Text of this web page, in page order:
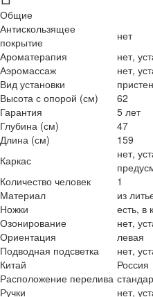
Общие
Антискользящее
покрытие
нет
Ароматерапия
нет,
Аэромассаж
нет,
Вид установки
Высота с опорой (см)
62
Гарантия
5 лет
Глубина (см)
47
Длина (см)
159
Каркас
нет,
Количество человек
1
Материал
из
Ножки
есть, в
Озонирование
нет,
Ориентация
левая
Подводная подсветка
нет,
Китай
Россия
Расположение перелива
Ручки
нет,